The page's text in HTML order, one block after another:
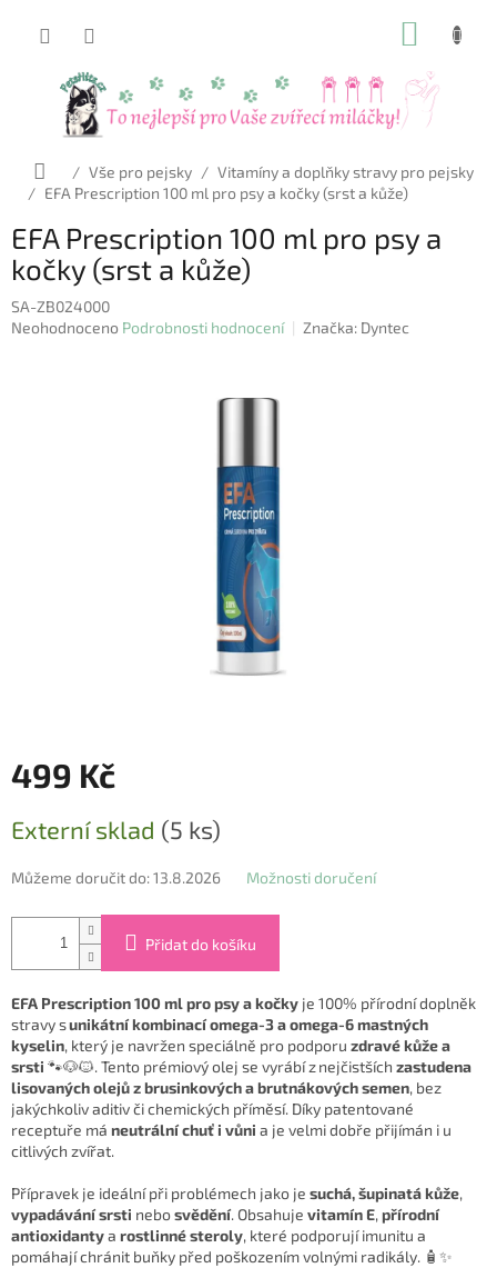
Domů
/ Vše pro pejsky / Vitamíny a doplňky stravy pro pejsky
/ EFA Prescription 100 ml pro psy a kočky (srst a kůže)
EFA Prescription 100 ml pro psy a
kočky (srst a kůže)
SA-ZB024000
Průměrné
Neohodnoceno Podrobnosti hodnocení Značka: Dyntec
499 Kč
cena:
Externí sklad (5 ks)
Můžeme doručit do:13.8.2026 Možnosti doručení
Přidat do košíku
EFA Prescription 100 ml pro psy a kočky je 100% přírodní doplněk
stravy sunikátní kombinací omega-3 a omega-6 mastných
kyselin, který je navržen speciálně pro podporu zdravé kůže a
srsti 🐾🐶🐱. Tento prémiový olej se vyrábí z nejčistších zastudena
lisovaných olejů z brusinkových a brutnákových semen, bez
jakýchkoliv aditiv či chemických příměsí. Díky patentované
receptuře má neutrální chuť i vůni a je velmi dobře přijímán i u
citlivých zvířat.
Přípravek je ideální při problémech jako je suchá, šupinatá kůže,
vypadávání srsti nebosvědění. Obsahuje vitamín E, přírodní
antioxidantya rostlinné steroly, které podporují imunitu a
pomáhají chránit buňky před poškozením volnými radikály. 🧴✨